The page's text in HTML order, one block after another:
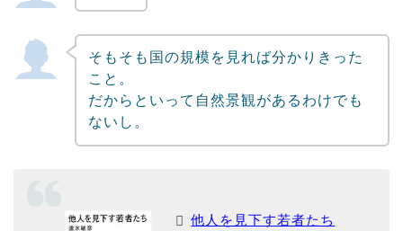
そもそも国の規模を見れば分かりきった
こと。
だからといって自然景観があるわけでも
ないし。
他人を見下す若者たち